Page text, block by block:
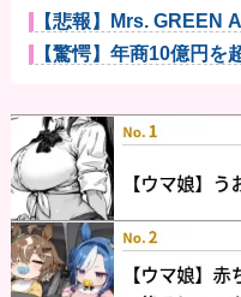
ンスジ...
【悲報】Mrs. GREEN
【驚愕】年商10億円